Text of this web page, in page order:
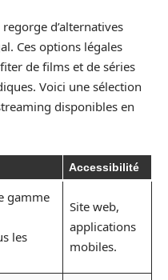
d’alternatives
Ces options légales
de films et de séries
Voici une sélection
disponibles en
Accessibilité
gamme
les
Site web,
applications
mobiles.